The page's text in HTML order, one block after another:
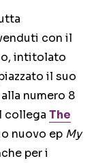
con il
intitolato
il suo
numero 8
collega The
nuovo ep My
per i